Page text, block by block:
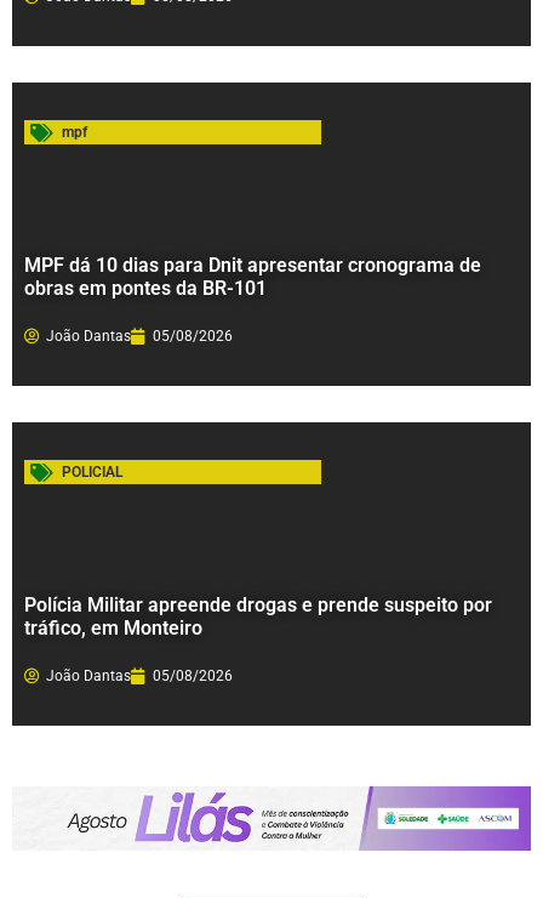
mpf
MPF dá 10 dias para Dnit apresentar cronograma de
obras em pontes da BR-101
João Dantas 05/08/2026
POLICIAL
Polícia Militar apreende drogas e prende suspeito por
tráfico, em Monteiro
João Dantas 05/08/2026